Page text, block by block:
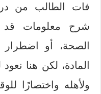
فات الطالب من
شرح معلومات قد
الصحة، أو
المادة، لكن هنا
ولأهله واختصارًا